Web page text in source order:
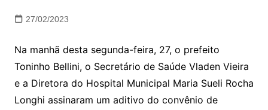
27/02/2023
Na manhã desta segunda-feira, 27, o prefeito
Toninho Bellini, o Secretário de Saúde Vladen Vieira
e a Diretora do Hospital Municipal Maria Sueli Rocha
Longhi assinaram um aditivo do convênio de